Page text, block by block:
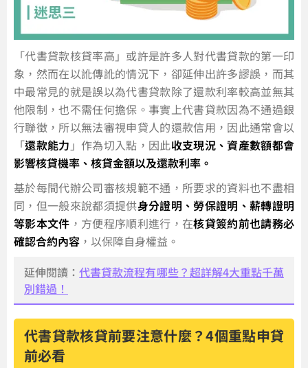
「代書貸款核貸率高」或許是許多人對代書貸款的第一印
象，然而在以訛傳訛的情況下，卻延伸出許多謬誤，而其
中最常見的就是誤以為代書貸款除了還款利率較高並無其
他限制，也不需任何擔保。事實上代書貸款因為不通過銀
行聯徵，所以無法審視申貸人的還款信用，因此通常會以
「還款能力 」作為切入點，因此收支現況、資產數額都會
影響核貸機率、核貸金額以及還款利率。
基於每間代辦公司審核規範不通，所要求的資料也不盡相
同，但一般來說都須提供身分證明、勞保證明、薪轉證明
等影本文件 ，方便程序順利進行，在核貸簽約前也請務必
確認合約內容 ，以保障自身權益。
延伸閱讀：代書貸款流程有哪些？超詳解4大重點千萬
別錯過！
代書貸款核貸前要注意什麼？4個重點申貸
前必看